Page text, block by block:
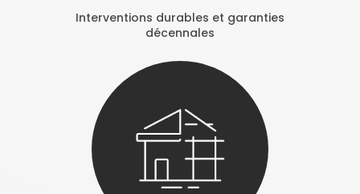
Interventions durables et garanties
décennales